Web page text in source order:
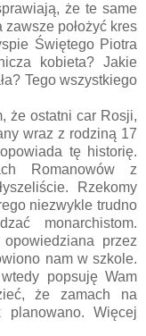
że te same
położyć kres
Świętego Piotra
kobieta? Jakie
Tego wszystkiego
że ostatni car Rosji,
wraz z rodziną 17
tę historię.
Romanowów z
Rzekomy
niezwykle trudno
monarchistom.
przez
nam w szkole.
popsuję Wam
że zamach na
Więcej